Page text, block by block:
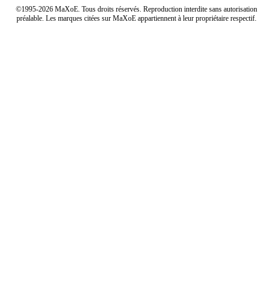
©1995-2026 MaXoE. Tous droits réservés. Reproduction interdite sans autorisation
préalable. Les marques citées sur MaXoE appartiennent à leur propriétaire respectif.